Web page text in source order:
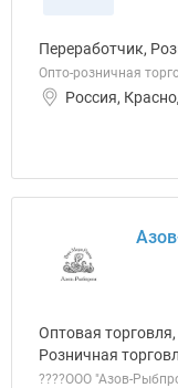
Переработчик,
Опто-розничная
Россия,
Оптовая
Розничная
????ООО "Азов-